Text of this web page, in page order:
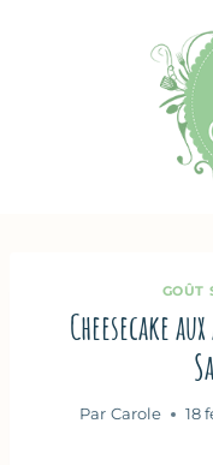
GOÛT
Cheesecake
Par Carole 18